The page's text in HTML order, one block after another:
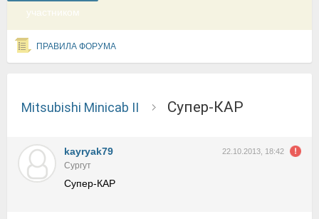
участником
ПРАВИЛА ФОРУМА
Mitsubishi Minicab II Супер-КАР
kayryak79 22.10.2013, 18:42
Сургут
Супер-КАР